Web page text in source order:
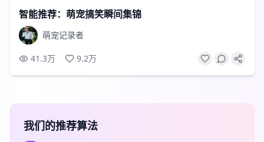
智能推荐：萌宠搞笑瞬间集锦
萌宠记录者
41.3万 9.2万
我们的推荐算法